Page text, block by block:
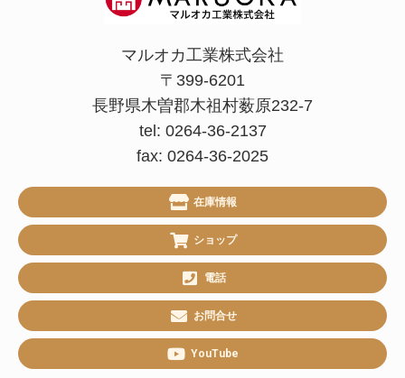
マルオカ工業株式会社
〒399-6201
長野県木曽郡木祖村薮原232-7
tel: 0264-36-2137
fax: 0264-36-2025
在庫情報
ショップ
電話
お問合せ
YouTube